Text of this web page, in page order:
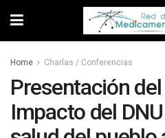
Home Charlas / Conferencias
Presentación
Impacto del